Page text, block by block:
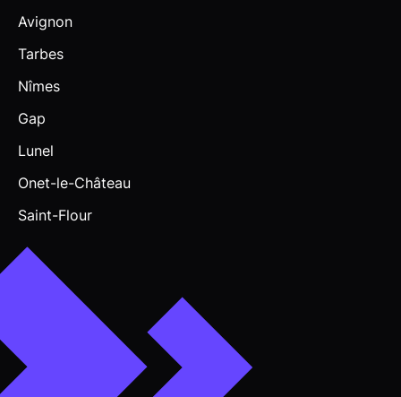
Avignon
Tarbes
Nîmes
Gap
Lunel
Onet-le-Château
Saint-Flour